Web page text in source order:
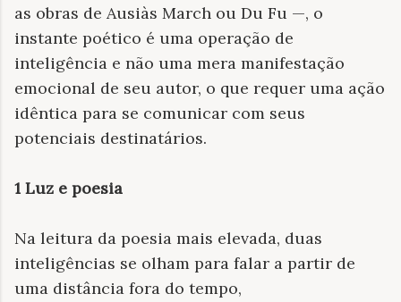
as obras de Ausiàs March ou Du Fu —, o
instante poético é uma operação de
inteligência e não uma mera manifestação
emocional de seu autor, o que requer uma ação
idêntica para se comunicar com seus
potenciais destinatários.
1 Luz e poesia
Na leitura da poesia mais elevada, duas
inteligências se olham para falar a partir de
uma distância fora do tempo,